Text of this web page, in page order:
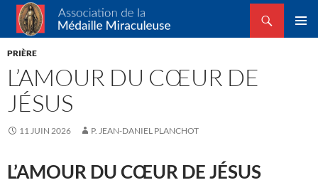
Association de la Médaille Miraculeuse
Recherche
ALLER
PRIÈRE
L’AMOUR DU CŒUR DE
JÉSUS
11 JUIN 2026 P. JEAN-DANIEL PLANCHOT
L’AMOUR DU CŒUR DE JÉSUS